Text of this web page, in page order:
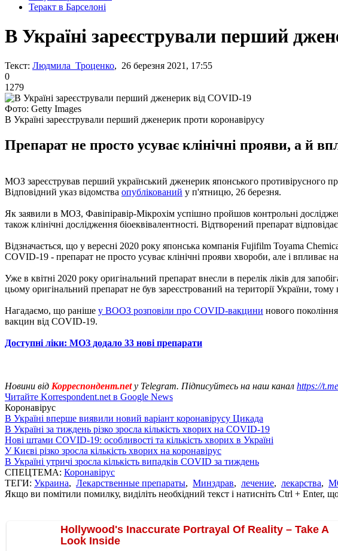
Теракт в Барселоні
В Україні зареєстрували перший
Текст: Людмила Троценко, 26 березня 2021, 17:55
0
1279
Фото: Getty Images
В Україні зареєстрували перший дженерик проти коронавірусу
Препарат не просто усуває клінічні прояви, а й
МОЗ зареєстрував перший український дженерик японського противірусного
Відповідний указ відомства опублікований у п'ятницю, 26 березня.
Як заявили в МОЗ, Фавіпіравір-Мікрохім успішно пройшов контрольні
також клінічні дослідження біоеквівалентності. Відтворений препарат
Відзначається, що у вересні 2020 року японська компанія Fujifilm Toyama
COVID-19 - препарат не просто усуває клінічні прояви хвороби, але і впливає
Уже в квітні 2020 року оригінальний препарат внесли в перелік ліків для
цьому оригінальний препарат не був зареєстрований на території України,
Нагадаємо, що раніше у ВООЗ розповіли про COVID-вакцини нового
вакцин від COVID-19.
Доступні ліки: МОЗ додало 33 нові препарати
Новини від Корреспондент.netу Telegram. Підписуйтесь на наш канал https://
Читайте Korrespondent.net в Google News
Коронавірус
В Україні вперше виявили новий варіант коронавірусу Цикада
В Україні за тиждень різко зросла кількість хворих на COVID-19
Нові штами COVID-19: особливості та кількість хворих в Україні
У Києві різко зросла кількість хворих на коронавірус
В Україні утричі зросла кількість випадків COVID за тиждень
СПЕЦТЕМА: Коронавірус
ТЕГИ: Украина, Лекарственные препараты, Минздрав, лечение, лекарства,
Якщо ви помітили помилку, виділіть необхідний текст і натисніть Ctrl + Enter,